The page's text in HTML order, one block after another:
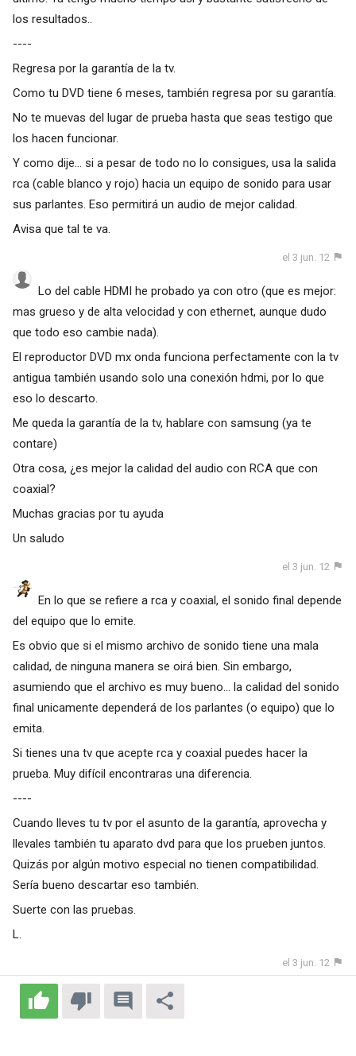
los resultados..
----
Regresa por la garantía de la tv.
Como tu DVD tiene 6 meses, también regresa por su garantía.
No te muevas del lugar de prueba hasta que seas testigo que
los hacen funcionar.
Y como dije... si a pesar de todo no lo consigues, usa la salida
rca (cable blanco y rojo) hacia un equipo de sonido para usar
sus parlantes. Eso permitirá un audio de mejor calidad.
Avisa que tal te va.
el 3 jun. 12
Lo del cable HDMI he probado ya con otro (que es mejor:
mas grueso y de alta velocidad y con ethernet, aunque dudo
que todo eso cambie nada).
El reproductor DVD mx onda funciona perfectamente con la tv
antigua también usando solo una conexión hdmi, por lo que
eso lo descarto.
Me queda la garantía de la tv, hablare con samsung (ya te
contare)
Otra cosa, ¿es mejor la calidad del audio con RCA que con
coaxial?
Muchas gracias por tu ayuda
Un saludo
el 3 jun. 12
En lo que se refiere a rca y coaxial, el sonido final depende
del equipo que lo emite.
Es obvio que si el mismo archivo de sonido tiene una mala
calidad, de ninguna manera se oirá bien. Sin embargo,
asumiendo que el archivo es muy bueno... la calidad del sonido
final unicamente dependerá de los parlantes (o equipo) que lo
emita.
Si tienes una tv que acepte rca y coaxial puedes hacer la
prueba. Muy difícil encontraras una diferencia.
----
Cuando lleves tu tv por el asunto de la garantía, aprovecha y
llevales también tu aparato dvd para que los prueben juntos.
Quizás por algún motivo especial no tienen compatibilidad.
Sería bueno descartar eso también.
Suerte con las pruebas.
L.
el 3 jun. 12